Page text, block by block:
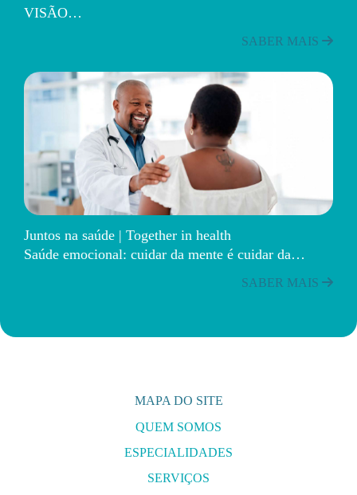
VISÃO…
SABER MAIS
Juntos na saúde | Together in health
Saúde emocional: cuidar da mente é cuidar da…
SABER MAIS
MAPA DO SITE
QUEM SOMOS
ESPECIALIDADES
SERVIÇOS